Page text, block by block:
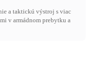
a taktickú výstroj s viac
v armádnom prebytku a